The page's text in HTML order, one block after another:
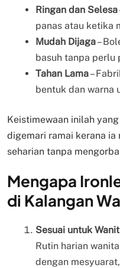
Ringan dan Selesa
panas atau ketika
Mudah Dijaga–
basuh tanpa perlu
Tahan Lama–
bentuk dan warna
Keistimewaan inilah
digemari ramai kerana
seharian tanpa
Mengapa
di Kalangan
Sesuai untuk
Rutin harian
dengan